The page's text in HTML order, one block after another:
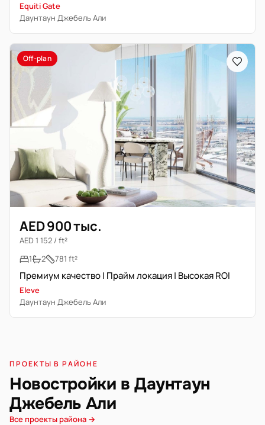
Equiti Gate
Даунтаун Джебель Али
Off-plan
AED 900 тыс.
AED 1 152 / ft²
1
2 781 ft²
Премиум качество | Прайм локация | Высокая ROI
Eleve
Даунтаун Джебель Али
ПРОЕКТЫ В РАЙОНЕ
Новостройки в Даунтаун
Джебель Али
Все проекты района →